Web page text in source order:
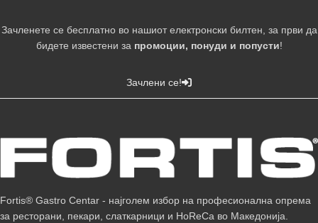
Зачленете се бесплатно во нашиот електронски билтен, за први да
бидете известени за промоции, понуди и попусти!
Зачлени се!
Fortis® Gastro Centar - најголем избор на професионална опрема
за ресторани, пекари, слаткарници и HoReCa во Македонија.